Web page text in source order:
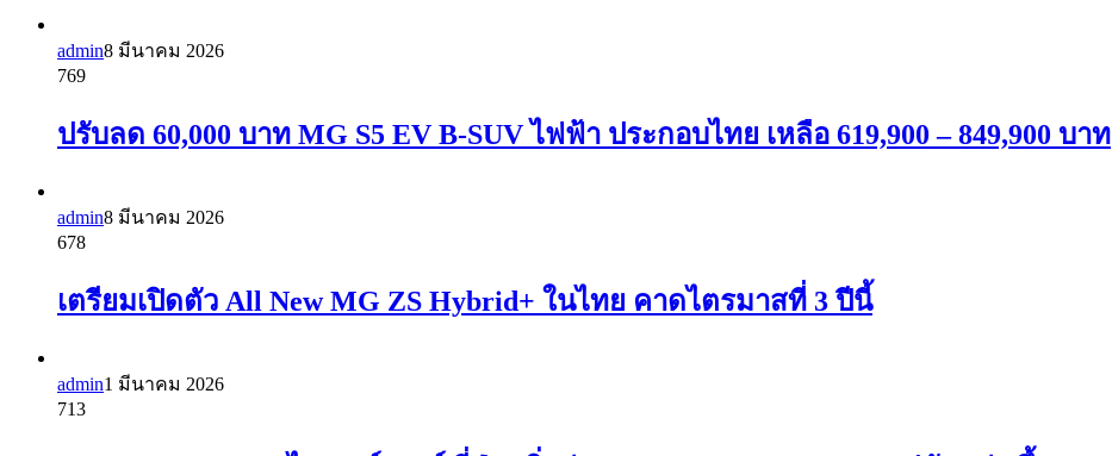
admin8 มีนาคม 2026
769
ปรับลด 60,000 บาท MG S5 EV B-SUV ไฟฟ้า ประกอบไทย เหลือ 619,900 – 849,900 บาท
admin8 มีนาคม 2026
678
เตรียมเปิดตัว All New MG ZS Hybrid+ ในไทย คาดไตรมาสที่ 3 ปีนี้
admin1 มีนาคม 2026
713